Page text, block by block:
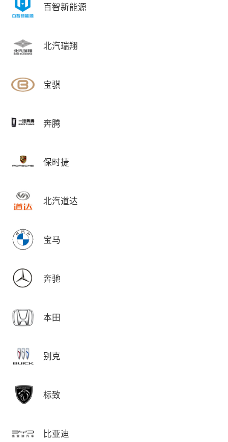
百智新能源
北汽瑞翔
宝骐
奔腾
保时捷
北汽道达
宝马
奔驰
本田
别克
标致
比亚迪